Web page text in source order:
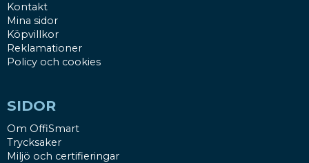
Kontakt
Mina sidor
Köpvillkor
Reklamationer
Policy och cookies
SIDOR
Om OffiSmart
Trycksaker
Miljö och certifieringar